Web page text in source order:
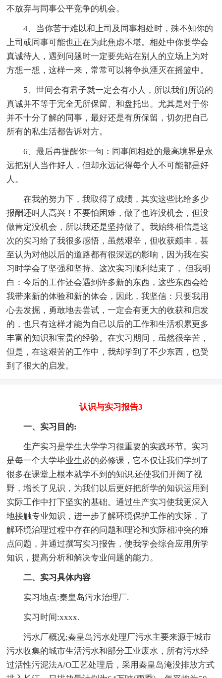
不放弃与同事公平竞争的机会。
4、当你苦于难以和上司及同事相处时，殊不知你的
上司或同事可能也正在为此焦虑不堪。相处中你要学会
真诚待人，遇到问题时一定要先站在别人的立场上为对
方想一想，这样一来，常常可以将争执湮灭在摇篮中。
5、世间会有君子就一定会有小人，所以我们所说的
真诚并不等于完全无所保留、和盘托出。尤其是对于你
并不十分了解的同事，最好还是有所保留，切勿把自己
所有的私生活都告诉对方。
6、最后再提醒你一句：同事间相处的最高境界是永
远把别人当作好人，但却永远记得每个人不可能都是好
人。
在我的努力下，我取得了成绩，其实这些比给多少
报酬还叫人高兴！不要怕困难，做了也许没机会，但没
做肯定没机会，所以我还是坚持做了。我始终相信是这
次的实习给了我很多感悟，虽然艰辛，但收获颇丰，甚
至认为对他以后的道路都有很深远的影响，因为我在实
习时学会了坚强和坚持。这次实习顺利结束了， 但我明
白：今后的工作还会遇到许多新的东西，这些东西会给
我带来新的体验和新的体会，因此，我坚信：只要我用
心去发掘，勇敢地去尝试，一定会有更大的收获和启发
的，也只有这样才能为自己以后的工作和生活积累更多
丰富的知识和宝贵的经验。在实习期间，虽然很辛苦，
但是，在这艰苦的工作中，我却学到了不少东西，也受
到了很大的启发。
认识与实习报告3
一、实习目的:
生产实习是学生大学学习很重要的实践环节。实习
是每一个大学毕业生必的必修课，它不仅让我们学到了
很多在课堂上根本就学不到的知识,还使我们开阔了视
野，增长了见识，为我们以后更好把所学的知识运用到
实际工作中打下坚实的基础。通过生产实习使我更深入
地接触专业知识，进一步了解环境保护工作的实际，了
解环境治理过程中存在的问题和理论和实际相冲突的难
点问题，并通过撰写实习报告，使我学会综合应用所学
知识，提高分析和解决专业问题的能力。
二、实习具体内容
实习地点:秦皇岛污水治理厂.
实习时间:xxxx.
污水厂概况;秦皇岛污水处理厂污水主要来源于城市
污水收集的城市生活污水和部分工业废水，所有污水经
过活性污泥法A/O工艺处理后，采用秦皇岛淹没排放方式